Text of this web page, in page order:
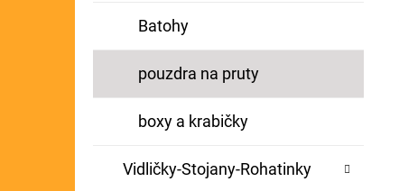
Batohy
pouzdra na pruty
boxy a krabičky
Vidličky-Stojany-Rohatinky